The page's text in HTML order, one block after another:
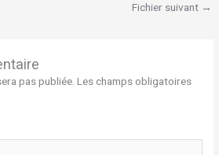
Fichier suivant →
pas publiée. Les champs obligatoires